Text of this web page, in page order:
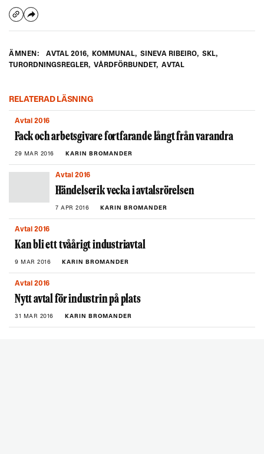
ÄMNEN: AVTAL 2016, KOMMUNAL, SINEVA RIBEIRO, SKL,
TURORDNINGSREGLER, VÅRDFÖRBUNDET, AVTAL
RELATERAD LÄSNING
Avtal 2016
Fack och arbetsgivare fortfarande långt från varandra
29 MAR 2016 KARIN BROMANDER
Avtal 2016
Händelserik vecka i avtalsrörelsen
7 APR 2016 KARIN BROMANDER
Avtal 2016
Kan bli ett tvåårigt industriavtal
9 MAR 2016 KARIN BROMANDER
Avtal 2016
Nytt avtal för industrin på plats
31 MAR 2016 KARIN BROMANDER